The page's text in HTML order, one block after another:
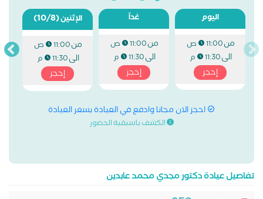
اليوم
من11:00 ص
الى11:30 م
إحجز
غداً
من11:00 ص
الى11:30 م
إحجز
الإثنين(10/8)
من11:00 ص
الى11:30 م
إحجز
احجز الان مجانا وادفع في العيادة بسعر العيادة
الكشف باسبقية الحضور
تفاصيل عيادة دكتور مجدي محمد عابدين